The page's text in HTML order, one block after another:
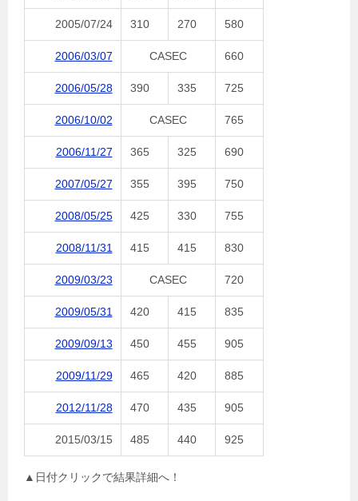
2005/07/24 310 270 580
2006/03/07 CASEC 660
2006/05/28 390 335 725
2006/10/02 CASEC 765
2006/11/27 365 325 690
2007/05/27 355 395 750
2008/05/25 425 330 755
2008/11/31 415 415 830
2009/03/23 CASEC 720
2009/05/31 420 415 835
2009/09/13 450 455 905
2009/11/29 465 420 885
2012/11/28 470 435 905
2015/03/15 485 440 925
▲日付クリックで結果詳細へ！